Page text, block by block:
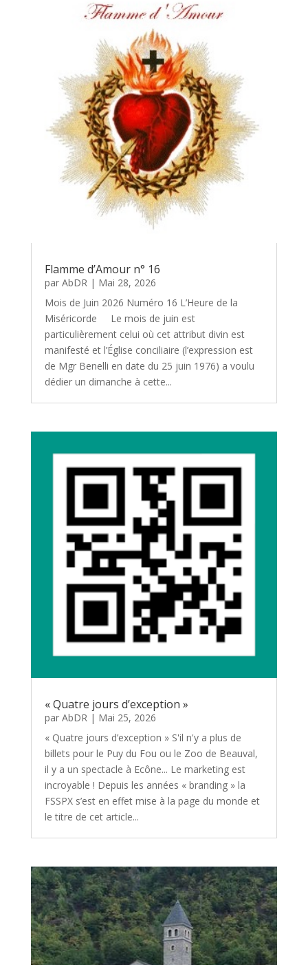
Flamme d’Amour n° 16
par AbDR | Mai 28, 2026
Mois de Juin 2026 Numéro 16 L’Heure de la
Miséricorde Le mois de juin est
particulièrement celui où cet attribut divin est
manifesté et l’Église conciliaire (l’expression est
de Mgr Benelli en date du 25 juin 1976) a voulu
dédier un dimanche à cette...
« Quatre jours d’exception »
par AbDR| Mai 25, 2026
« Quatre jours d’exception » S'il n'y a plus de
billets pour le Puy du Fou ou le Zoo de Beauval,
il y a un spectacle à Ecône... Le marketing est
incroyable ! Depuis les années « branding » la
FSSPX s’est en effet mise à la page du monde et
le titre de cet article...